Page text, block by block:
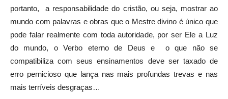
portanto, a responsabilidade do cristão, ou seja, mostrar ao
mundo com palavras e obras que o Mestre divino é único que
pode falar realmente com toda autoridade, por ser Ele a Luz
do mundo, o Verbo eterno de Deus e o que não se
compatibiliza com seus ensinamentos deve ser taxado de
erro pernicioso que lança nas mais profundas trevas e nas
mais terríveis desgraças…